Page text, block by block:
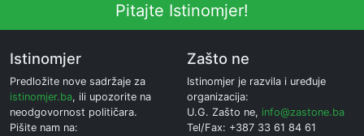
Pitajte Istinomjer!
Istinomjer
Predložite nove sadržaje za
istinomjer.ba, ili upozorite na
neodgovornost političara.
Pišite nam na:
Zašto ne
Istinomjer je razvila i uređuje
organizacija:
U.G. Zašto ne, info@zastone.ba
Tel/Fax: +387 33 61 84 61